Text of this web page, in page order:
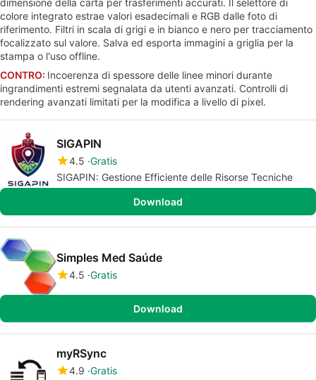
dimensione della carta per trasferimenti accurati. Il selettore di
colore integrato estrae valori esadecimali e RGB dalle foto di
riferimento. Filtri in scala di grigi e in bianco e nero per tracciamento
focalizzato sul valore. Salva ed esporta immagini a griglia per la
stampa o l'uso offline.
CONTRO: Incoerenza di spessore delle linee minori durante
ingrandimenti estremi segnalata da utenti avanzati. Controlli di
rendering avanzati limitati per la modifica a livello di pixel.
SIGAPIN
4.5 Gratis
SIGAPIN: Gestione Efficiente delle Risorse Tecniche
Download
Simples Med Saúde
4.5 Gratis
Download
myRSync
4.9 Gratis